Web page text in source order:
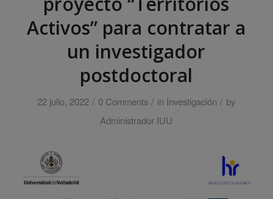
Activos” para contratar a
un investigador
postdoctoral
22 julio, 2022 / 0 Comments / in Investigación / by
Administrador IUU